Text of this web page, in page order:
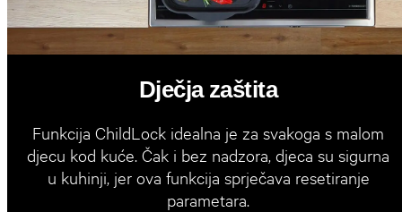
Dječja zaštita
Funkcija ChildLock idealna je za svakoga s malom
djecu kod kuće. Čak i bez nadzora, djeca su sigurna
u kuhinji, jer ova funkcija sprječava resetiranje
parametara.